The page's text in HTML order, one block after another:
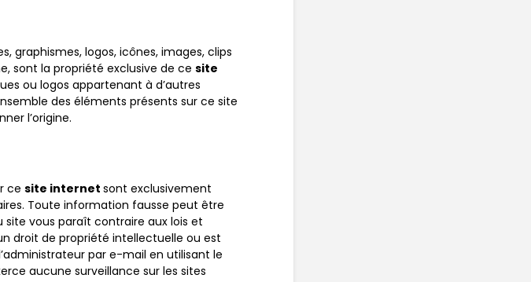
graphismes, logos, icônes, images, clips
sont la propriété exclusive de ce site
ou logos appartenant à d’autres
des éléments présents sur ce site
l’origine.
ce site internet sont exclusivement
Toute information fausse peut être
site vous paraît contraire aux lois et
droit de propriété intellectuelle ou est
par e-mail en utilisant le
aucune surveillance sur les sites